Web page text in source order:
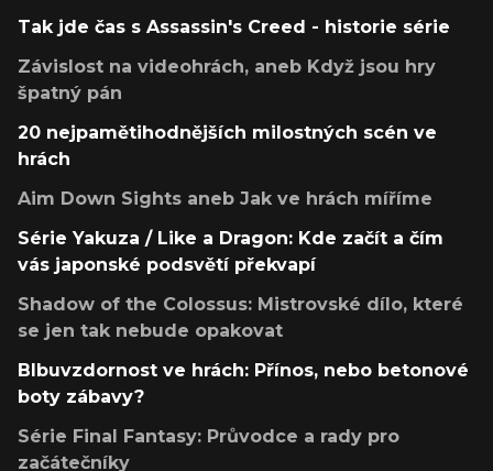
Tak jde čas s Assassin's Creed - historie série
Závislost na videohrách, aneb Když jsou hry
špatný pán
20 nejpamětihodnějších milostných scén ve
hrách
Aim Down Sights aneb Jak ve hrách míříme
Série Yakuza / Like a Dragon: Kde začít a čím
vás japonské podsvětí překvapí
Shadow of the Colossus: Mistrovské dílo, které
se jen tak nebude opakovat
Blbuvzdornost ve hrách: Přínos, nebo betonové
boty zábavy?
Série Final Fantasy: Průvodce a rady pro
začátečníky